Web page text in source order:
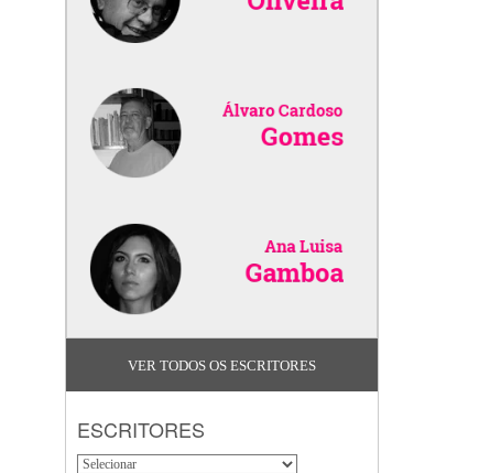
VER TODOS OS ESCRITORES
ESCRITORES